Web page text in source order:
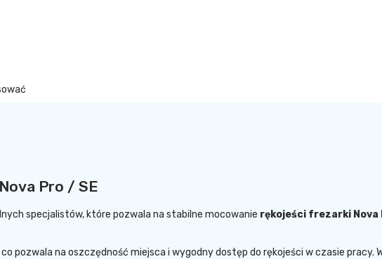
Pro / SE
specjalistów, które pozwala na stabilne mocowanie rękojeści frezarki Nova
co pozwala na oszczędność miejsca i wygodny dostęp do rękojeści w czasie pracy.